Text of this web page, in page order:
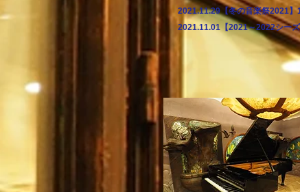
2021.11.29【冬の音楽祭2021】
2021.11.01【2021～2022シー